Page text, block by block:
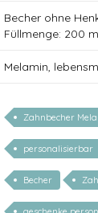
Becher ohne
Füllmenge: 200
Melamin,
Zahnbecher
personalisierbar
Becher